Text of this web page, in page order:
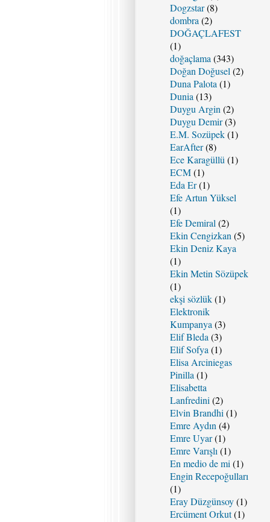
Dogzstar(8)
dombra (2)
DOĞAÇLAFEST
(1)
doğaçlama (343)
Doğan Doğusel (2)
Duna Palota (1)
Dunia (13)
Duygu Argin (2)
Duygu Demir(3)
E.M. Sozüpek(1)
EarAfter(8)
Ece Karagüllü (1)
ECM(1)
Eda Er(1)
Efe Artun Yüksel
(1)
Efe Demiral (2)
Ekin Cengizkan (5)
Ekin Deniz Kaya
(1)
Ekin Metin Sözüpek
(1)
ekşi sözlük(1)
Elektronik
Kumpanya (3)
Elif Bleda (3)
Elif Sofya (1)
Elisa Arciniegas
Pinilla (1)
Elisabetta
Lanfredini (2)
Elvin Brandhi (1)
Emre Aydın (4)
Emre Uyar(1)
Emre Varışlı (1)
En medio de mi (1)
Engin Recepoğulları
(1)
Eray Düzgünsoy(1)
Ercüment Orkut(1)